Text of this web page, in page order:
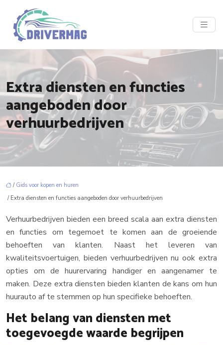
Extra diensten en functies
aangeboden door
verhuurbedrijven
/ Gids voor kopen en huren
/ Extra diensten en functies aangeboden door verhuurbedrijven
Verhuurbedrijven bieden een breed scala aan extra diensten
en functies om tegemoet te komen aan de groeiende
behoeften van klanten. Naast het leveren van
kwaliteitsvoertuigen, bieden verhuurbedrijven nu ook extra
opties om de huurervaring handiger en aangenamer te
maken. Deze extra diensten bieden klanten de kans om hun
huurauto af te stemmen op hun specifieke behoeften.
Het belang van diensten met
toegevoegde waarde begrijpen